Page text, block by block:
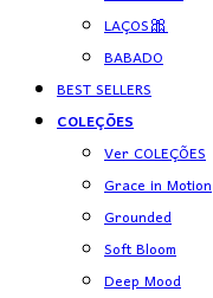
LAÇOS🎀
BABADO
BEST SELLERS
COLEÇÕES
Ver COLEÇÕES
Grace in Motion
Grounded
Soft Bloom
Deep Mood